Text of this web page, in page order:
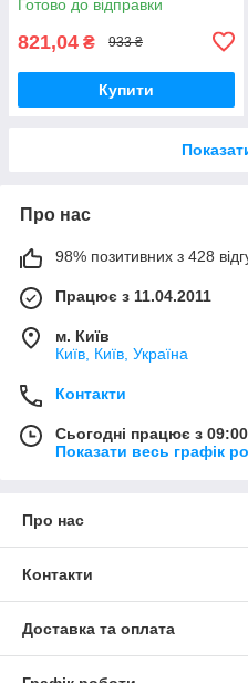
Готово до відправки
821,04 ₴ 933 ₴
Купити
Про нас
98% позитивних з 428
Працює з 11.04.2011
м. Київ
Київ, Київ, Україна
Контакти
Сьогодні працює з
Показати весь графік
Про нас
Контакти
Доставка та оплата